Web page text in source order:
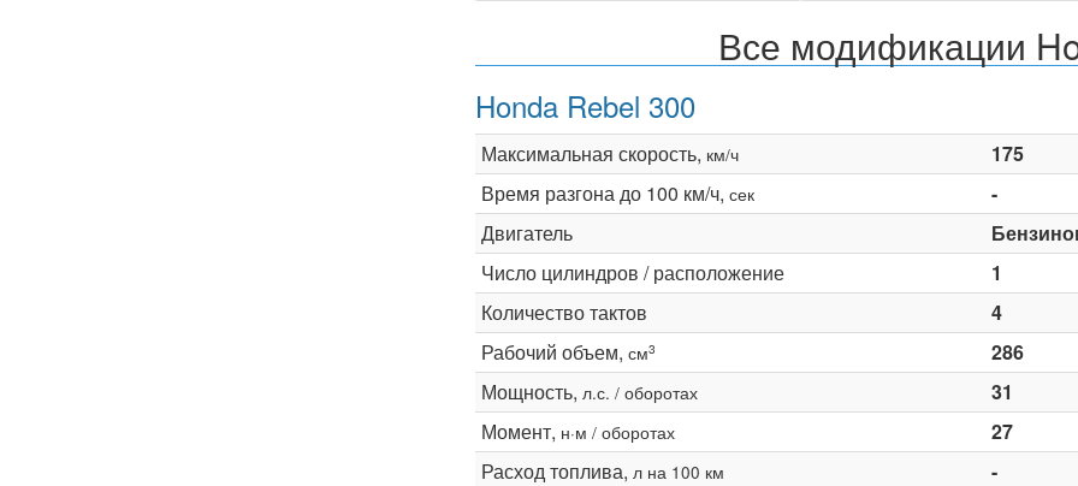
Все модификации
Honda Rebel 300
Максимальная скорость, км/ч
175
Время разгона до 100 км/ч, сек
-
Двигатель
Число цилиндров / расположение
1
Количество тактов
4
Рабочий объем, см3
286
Мощность, л.с. / оборотах
31
Момент, н·м / оборотах
27
Расход топлива, л на 100 км
-